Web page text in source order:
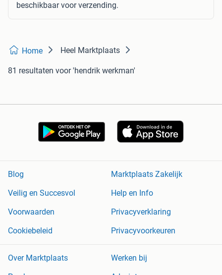
beschikbaar voor verzending.
Home Heel Marktplaats
81 resultaten voor 'hendrik werkman'
Blog
Marktplaats Zakelijk
Veilig en Succesvol
Help en Info
Voorwaarden
Privacyverklaring
Cookiebeleid
Privacyvoorkeuren
Over Marktplaats
Werken bij